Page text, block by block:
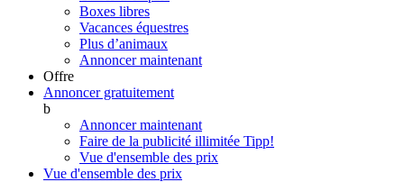
Boxes libres
Vacances équestres
Plus d’animaux
Annoncer maintenant
Offre
Annoncer gratuitement
b
Annoncer maintenant
Faire de la publicité illimitée Tipp!
Vue d'ensemble des prix
Vue d'ensemble des prix